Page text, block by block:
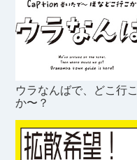
ウラなんばで、どこ行こ
か〜？